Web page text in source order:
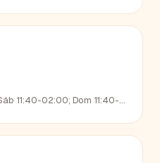
02:00; Dom 11:40-23:00